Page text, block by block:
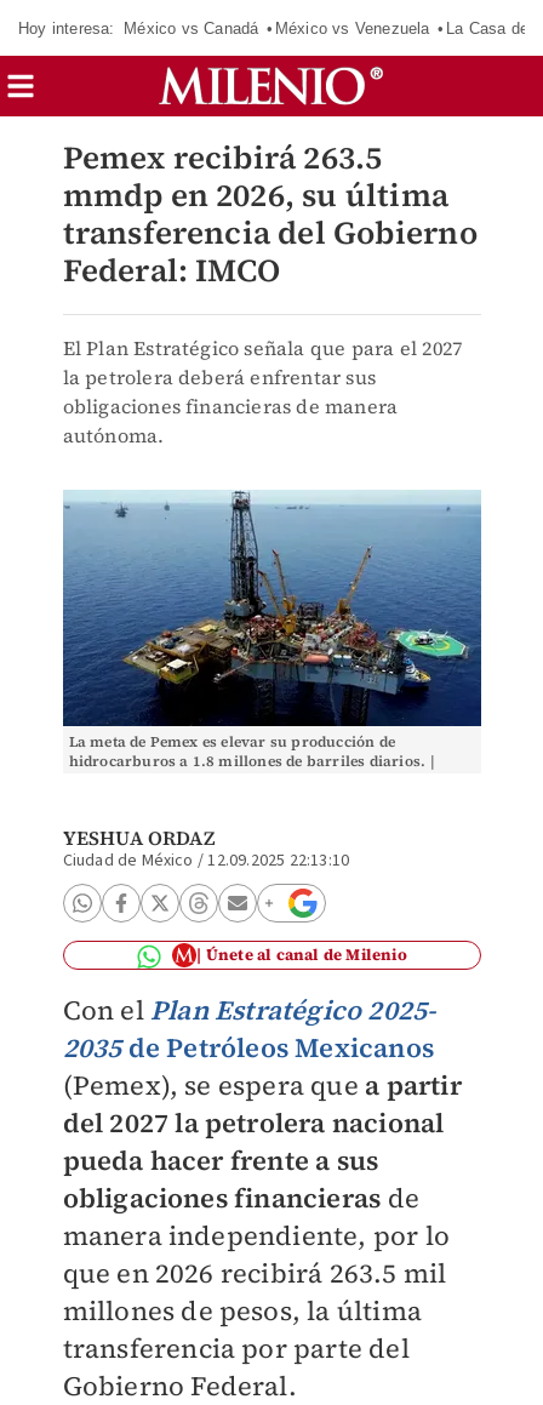
Hoy interesa: México vs Canadá México vs Venezuela La Casa de
Pemex recibirá 263.5
mmdp en 2026, su última
transferencia del Gobierno
Federal: IMCO
El Plan Estratégico señala que para el 2027
la petrolera deberá enfrentar sus
obligaciones financieras de manera
autónoma.
La meta de Pemex es elevar su producción de
hidrocarburos a 1.8 millones de barriles diarios. |
YESHUA ORDAZ
Ciudad de México /12.09.2025 22:13:10
Únete al canal de Milenio
Con el Plan Estratégico 2025-
2035de Petróleos Mexicanos
(Pemex), se espera que a partir
del 2027 la petrolera nacional
pueda hacer frente a sus
obligaciones financieras de
manera independiente, por lo
que en 2026 recibirá 263.5 mil
millones de pesos, la última
transferencia por parte del
Gobierno Federal.